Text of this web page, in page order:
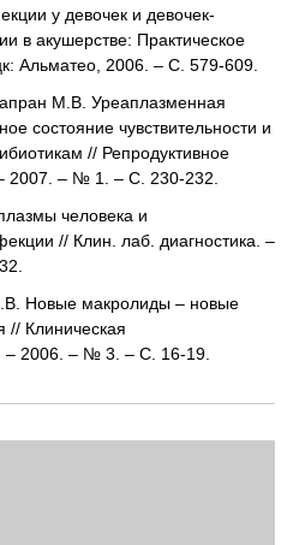
у девочек и девочек-
в акушерстве: Практическое
Альматео, 2006. – С. 579-609.
М.В. Уреаплазменная
состояние чувствительности и
// Репродуктивное
2007. – № 1. – С. 230-232.
человека и
// Клин. лаб. диагностика. –
Новые макролиды – новые
// Клиническая
– 2006. – № 3. – С. 16-19.